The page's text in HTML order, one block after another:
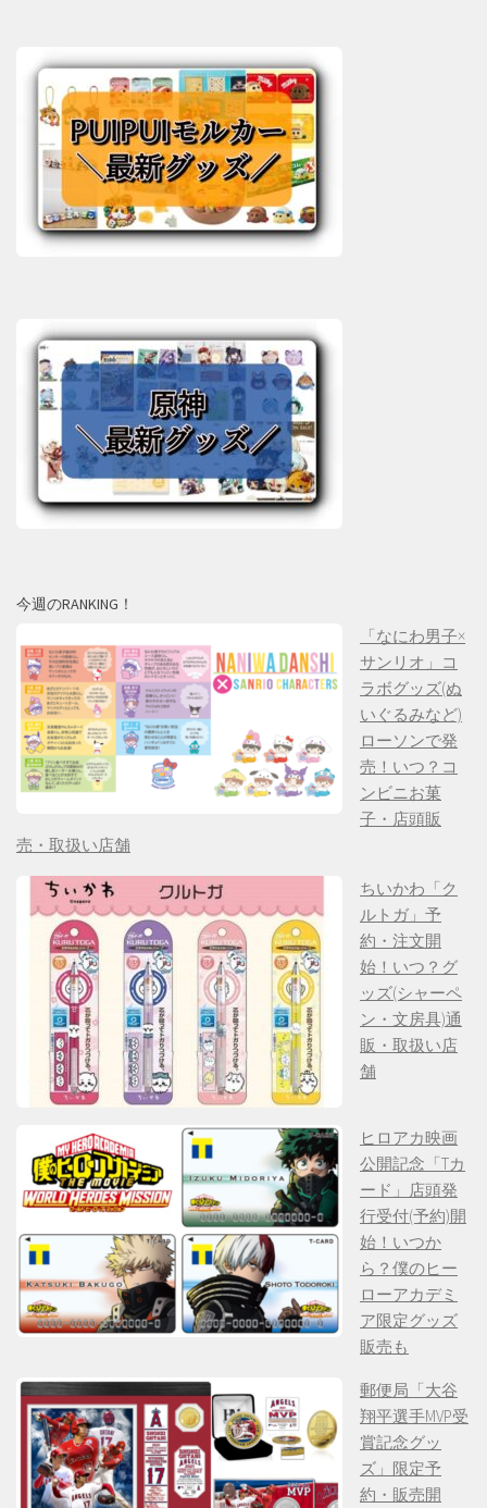
今週のRANKING！
「なにわ男子×
サンリオ」コ
ラボグッズ(ぬ
いぐるみなど)
ローソンで発
売！いつ？コ
ンビニお菓
子・店頭販
売・取扱い店舗
ちいかわ「ク
ルトガ」予
約・注文開
始！いつ？グ
ッズ(シャーペ
ン・文房具)通
販・取扱い店
舗
ヒロアカ映画
公開記念「Tカ
ード」店頭発
行受付(予約)開
始！いつか
ら？僕のヒー
ローアカデミ
ア限定グッズ
販売も
郵便局「大谷
翔平選手MVP受
賞記念グッ
ズ」限定予
約・販売開